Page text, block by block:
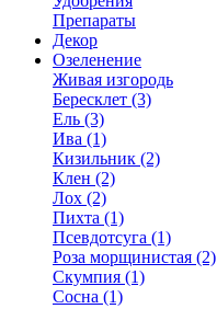
Препараты
Декор
Озеленение
Живая изгородь
Бересклет (3)
Ель (3)
Ива (1)
Кизильник (2)
Клен (2)
Лох (2)
Пихта (1)
Псевдотсуга (1)
Роза морщинистая (2)
Скумпия (1)
Сосна (1)